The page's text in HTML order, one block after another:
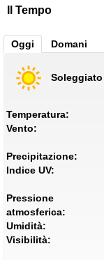
Il Tempo
Oggi Domani
Soleggiato
Temperatura:
Vento:
Precipitazione:
Indice UV:
Pressione
atmosferica:
Umidità:
Visibilità: